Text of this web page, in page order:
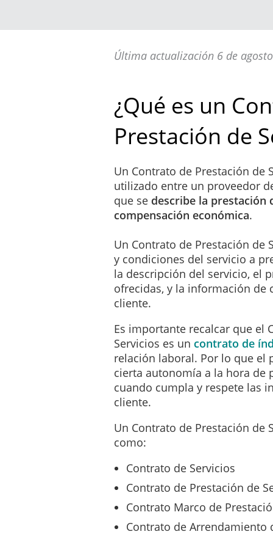
alcance, fases o hitos, primará lo
habiendo entendido el alcance,
voluntariamente a un acuerdo
OBJETO DEL
En virtud del presente
De aquí en adelante
ElPrestador deberá
En lo que respecta a la
En caso de que exista
Con carácter general, no
variación sustancial
gastos inicialmente
servicios, así como otros
Última actualización 6 de
¿Qué es un
Prestación de
Un Contrato de Prestación de
utilizado entre un proveedor
que se describe la prestación
compensación económica.
Un Contrato de Prestación de
y condiciones del servicio a
la descripción del servicio, el
ofrecidas, y la información de
cliente.
Es importante recalcar que el
Servicios es un contrato de
relación laboral. Por lo que el
cierta autonomía a la hora de
cuando cumpla y respete las
cliente.
Un Contrato de Prestación de
como:
Contrato de Servicios
Contrato de Prestación de
Contrato Marco de
Contrato de Arrendamiento